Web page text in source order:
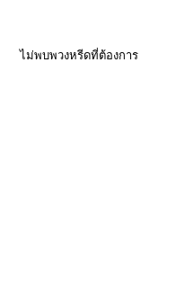
ไม่พบพวงหรีดที่ต้องการ